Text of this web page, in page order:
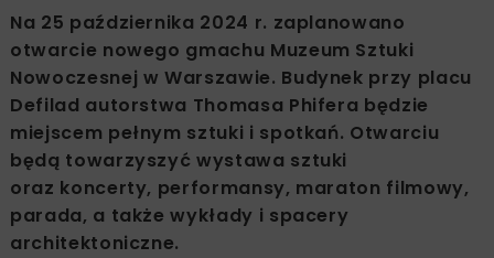
Na 25 października 2024 r. zaplanowano
otwarcie nowego gmachu Muzeum Sztuki
Nowoczesnej w Warszawie. Budynek przy placu
Defilad autorstwa Thomasa Phifera będzie
miejscem pełnym sztuki i spotkań. Otwarciu
będą towarzyszyć wystawa sztuki
oraz koncerty, performansy, maraton filmowy,
parada, a także wykłady i spacery
architektoniczne.